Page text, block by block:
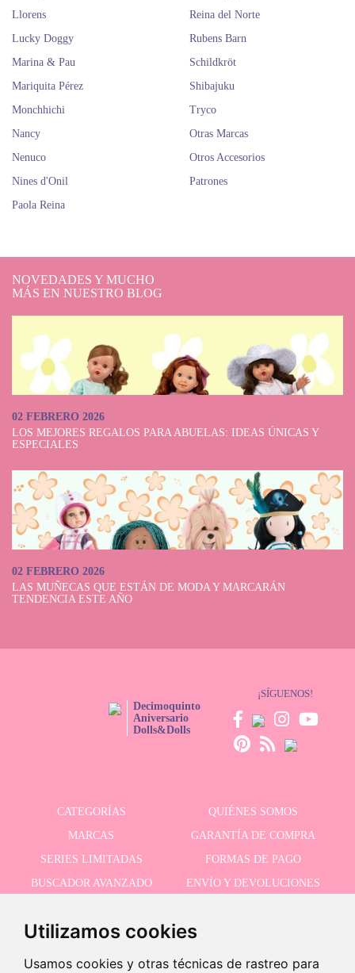
Utilizamos cookies
Usamos cookies y otras técnicas de rastreo para
Compra muñecas Los Barriguitas
online para jugar. Los Barriguitas
de Famosa.
Llorens
Lucky Doggy
Marina & Pau
Mariquita Pérez
Monchhichi
Nancy
Nenuco
Nines d'Onil
Paola Reina
Reina del Norte
Rubens Barn
Schildkröt
Shibajuku
Tryco
Otras Marcas
Otros Accesorios
Patrones
NOVEDADES Y MUCHO
MÁS EN NUESTRO BLOG
02 FEBRERO 2026
LOS MEJORES REGALOS PARA ABUELAS: IDEAS ÚNICAS Y
ESPECIALES
02 FEBRERO 2026
LAS MUÑECAS QUE ESTÁN DE MODA Y MARCARÁN
TENDENCIA ESTE AÑO
Decimoquinto
Aniversario
Dolls&Dolls
¡SÍGUENOS!
CATEGORÍAS
QUIÉNES SOMOS
MARCAS
GARANTÍA DE COMPRA
SERIES LIMITADAS
FORMAS DE PAGO
BUSCADOR AVANZADO
ENVÍO Y DEVOLUCIONES
RECIBE NUESTRAS ÚLTIMAS NOVEDADES